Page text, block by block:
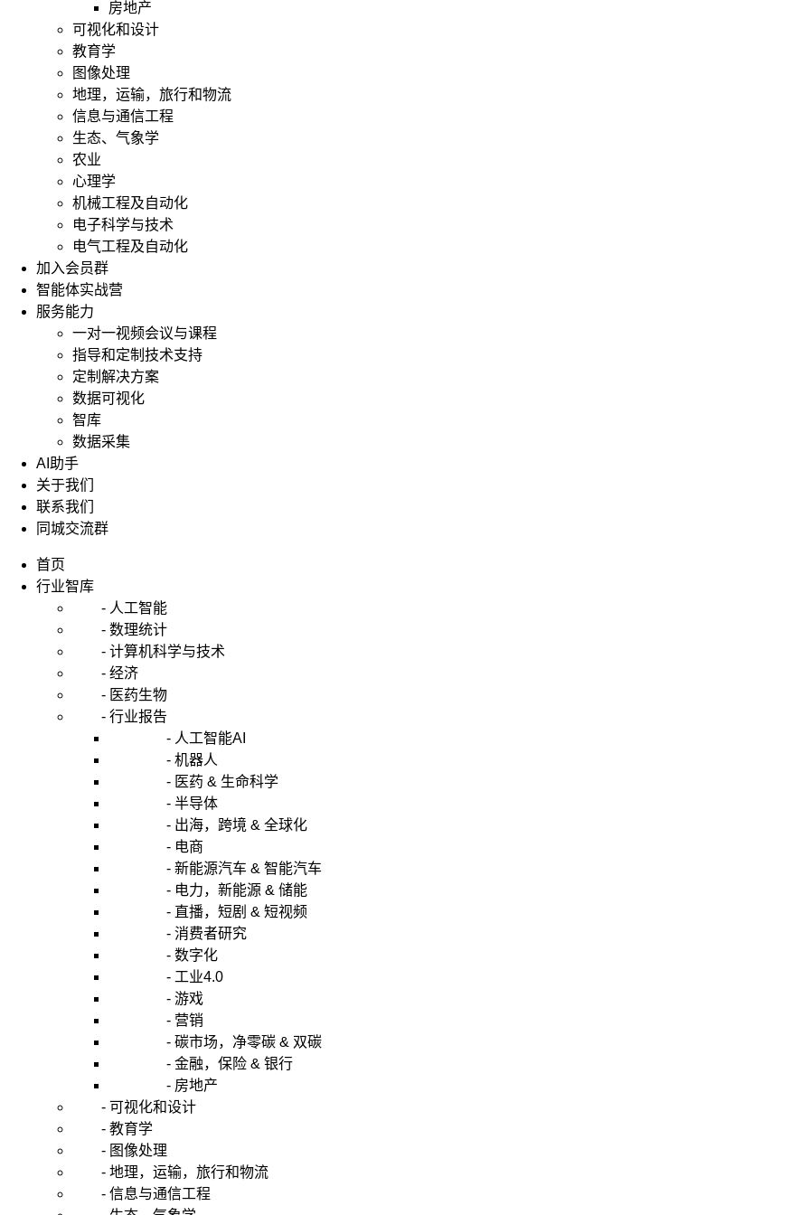
房地产
可视化和设计
教育学
图像处理
地理，运输，旅行和物流
信息与通信工程
生态、气象学
农业
心理学
机械工程及自动化
电子科学与技术
电气工程及自动化
加入会员群
智能体实战营
服务能力
一对一视频会议与课程
指导和定制技术支持
定制解决方案
数据可视化
智库
数据采集
AI助手
关于我们
联系我们
同城交流群
首页
行业智库
- 人工智能
- 数理统计
- 计算机科学与技术
- 经济
- 医药生物
- 行业报告
- 人工智能AI
- 机器人
- 医药 & 生命科学
- 半导体
- 出海，跨境 & 全球化
- 电商
- 新能源汽车 & 智能汽车
- 电力，新能源 & 储能
- 直播，短剧 & 短视频
- 消费者研究
- 数字化
- 工业4.0
- 游戏
- 营销
- 碳市场，净零碳 & 双碳
- 金融，保险 & 银行
- 房地产
- 可视化和设计
- 教育学
- 图像处理
- 地理，运输，旅行和物流
- 信息与通信工程